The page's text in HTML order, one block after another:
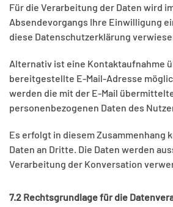
Für die Verarbeitung der Daten wird
Absendevorgangs Ihre Einwilligung
diese Datenschutzerklärung
Alternativ ist eine Kontaktaufnahme
bereitgestellte E-Mail-Adresse
werden die mit der E-Mail
personenbezogenen Daten des
Es erfolgt in diesem Zusammenhang
Daten an Dritte. Die Daten werden
Verarbeitung der Konversation
7.2 Rechtsgrundlage für die